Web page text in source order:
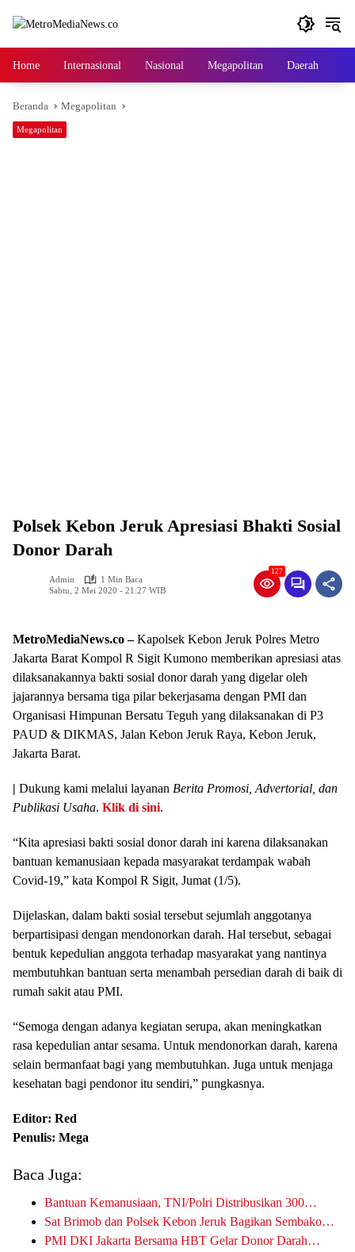
Home Internasional Nasional Megapolitan Daerah
Beranda Megapolitan
Megapolitan
Polsek Kebon Jeruk Apresiasi Bhakti Sosial
Donor Darah
Admin
1 Min Baca
Sabtu, 2 Mei 2020 - 21:27 WIB
127
MetroMediaNews.co –Kapolsek Kebon Jeruk Polres Metro
Jakarta Barat Kompol R Sigit Kumono memberikan apresiasi atas
dilaksanakannya bakti sosial donor darah yang digelar oleh
jajarannya bersama tiga pilar bekerjasama dengan PMI dan
Organisasi Himpunan Bersatu Teguh yang dilaksanakan di P3
PAUD & DIKMAS, Jalan Kebon Jeruk Raya, Kebon Jeruk,
Jakarta Barat.
| Dukung kami melalui layanan Berita Promosi, Advertorial, dan
Publikasi Usaha. Klik di sini.
“Kita apresiasi bakti sosial donor darah ini karena dilaksanakan
bantuan kemanusiaan kepada masyarakat terdampak wabah
Covid-19,” kata Kompol R Sigit, Jumat (1/5).
Dijelaskan, dalam bakti sosial tersebut sejumlah anggotanya
berpartisipasi dengan mendonorkan darah. Hal tersebut, sebagai
bentuk kepedulian anggota terhadap masyarakat yang nantinya
membutuhkan bantuan serta menambah persedian darah di baik di
rumah sakit atau PMI.
“Semoga dengan adanya kegiatan serupa, akan meningkatkan
rasa kepedulian antar sesama. Untuk mendonorkan darah, karena
selain bermanfaat bagi yang membutuhkan. Juga untuk menjaga
kesehatan bagi pendonor itu sendiri,” pungkasnya.
Editor: Red
Penulis: Mega
Baca Juga:
Bantuan Kemanusiaan, TNI/Polri Distribusikan 300…
Sat Brimob dan Polsek Kebon Jeruk Bagikan Sembako…
PMI DKI Jakarta Bersama HBT Gelar Donor Darah…